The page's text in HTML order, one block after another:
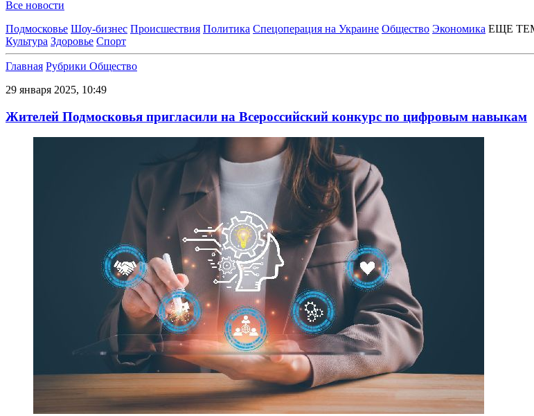
Все новости
Подмосковье Шоу-бизнес Происшествия Политика Спецоперация на Украине Общество Экономика ЕЩЕ
Культура Здоровье Спорт
Главная Рубрики Общество
29 января 2025, 10:49
Жителей Подмосковья пригласили на Всероссийский конкурс по цифровым навыкам